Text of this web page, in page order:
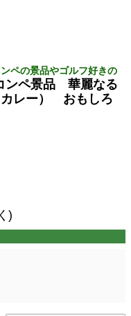
ペの景品やゴルフ好きの
ンペ景品 華麗なる
カレー） おもしろ
)